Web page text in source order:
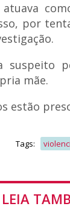
por
suspeito
mãe.
estão
Tags:
LEIA